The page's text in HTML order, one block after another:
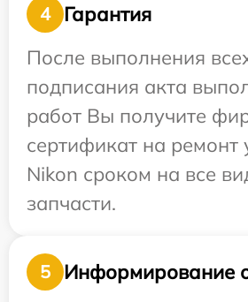
4
Гарантия
После выполнения
подписания акта
работ Вы получите
сертификат на ремонт
Nikon сроком на все
запчасти.
5
Информирование